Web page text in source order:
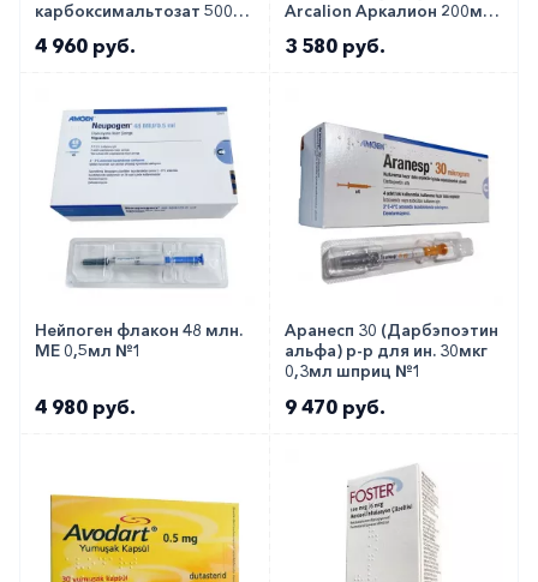
карбоксимальтозат 500мг
50мг/мл 10мл фл. №1
4 960 руб.
Arcalion Аркалион 200мг
3 580 руб.
Нейпоген флакон 48 млн.
МЕ 0,5мл №1
4 980 руб.
Аранесп 30 (Дарбэпоэтин
альфа) р-р для ин. 30мкг
0,3мл шприц №1
9 470 руб.